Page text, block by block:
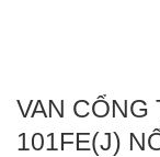
VAN CỔNG
101FE(J)